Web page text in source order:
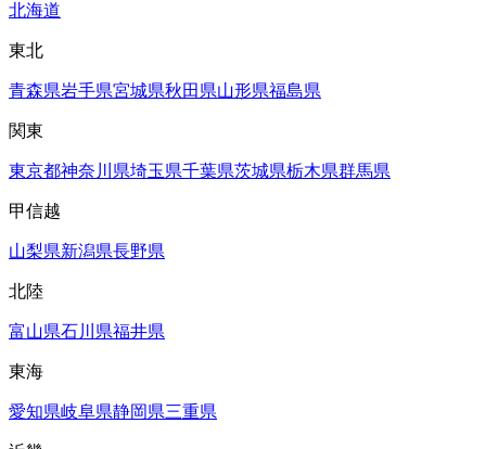
北海道
東北
青森県岩手県宮城県秋田県山形県福島県
関東
東京都神奈川県埼玉県千葉県茨城県栃木県群馬県
甲信越
山梨県新潟県長野県
北陸
富山県石川県福井県
東海
愛知県岐阜県静岡県三重県